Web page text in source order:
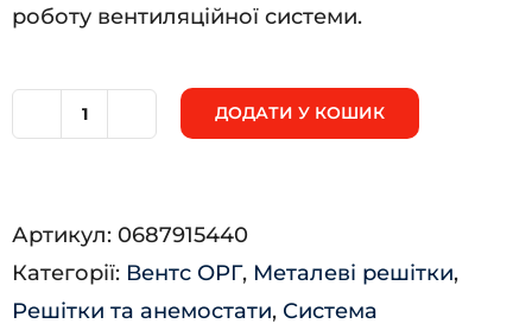
роботу вентиляційної системи.
ДОДАТИ У КОШИК
Артикул: 0687915440
Категорії: Вентс ОРГ, Металеві решітки,
Решітки та анемостати, Система